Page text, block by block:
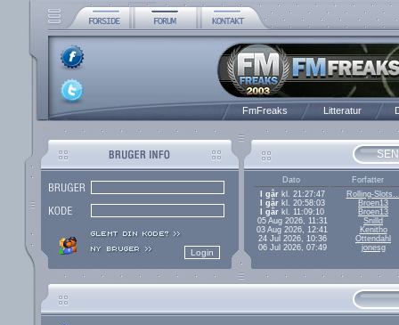
FmFreaks Litteratur
Dato
Forfatter
I gårkl. 21:27:47
Rolling-
I gårkl. 20:58:03
Broen13
I går kl. 11:09:10
Broen13
05 Aug 2026, 11:31
Snilld
03 Aug 2026, 12:41
Kenitho
24 Jul 2026, 10:36
Ottendahl
06 Jul 2026, 07:49
jonesg